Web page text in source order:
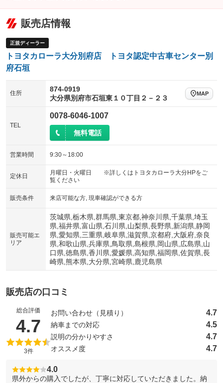
：装備なし
レンタカーアップ
：装備なし
電動格納ミラー
：装備なし
装備略号／用語解説
：装備なし ：装備なし
ローダウン
：装備なし
パワーシート
：装備なし
ベンチシート
：装備なし フルフラットシート
：装備なし
電動格納サードシート
：装備なし シートヒーター
：装備なし
ウォークスルー
：装備なし
電動リアゲート
エアサスペンション
販売店情報
正規ディーラー
トヨタカローラ大分別府店 トヨタ認定中古車センター別
府石垣
住所
874-0919
大分県別府市石垣東１０丁目２－２３
MAP
TEL
0078-6046-1007
無料電話
営業時間 9:30～18:00
定休日
月曜日・火曜日 ※詳しくはトヨタカローラ大分HPをご
覧ください
販売条件 来店可能な方, 現車確認ができる方
販売可能エ
リア
茨城県,栃木県,群馬県,東京都,神奈川県,千葉県,埼玉
県,福井県,富山県,石川県,山梨県,長野県,新潟県,静岡
県,愛知県,三重県,岐阜県,滋賀県,京都府,大阪府,奈良
県,和歌山県,兵庫県,鳥取県,島根県,岡山県,広島県,山
口県,徳島県,香川県,愛媛県,高知県,福岡県,佐賀県,長
崎県,熊本県,大分県,宮崎県,鹿児島県
販売店の口コミ
総合評価
4.7 （5点満点中）
3件
お問い合わせ（見積り） 4.7
納車までの対応 4.5
説明の分かりやすさ 4.7
オススメ度 4.7
4.0
県外からの購入でしたが、丁寧に対応していただきました。納